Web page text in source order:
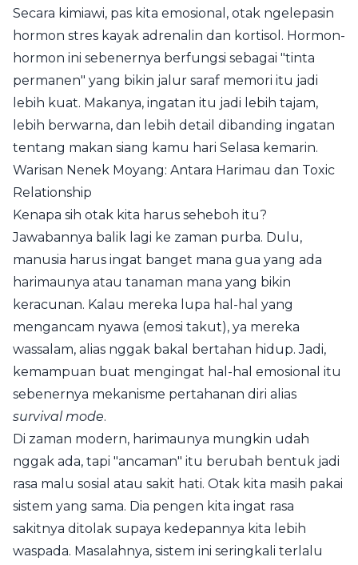
Secara kimiawi, pas kita emosional, otak ngelepasin
hormon stres kayak adrenalin dan kortisol. Hormon-
hormon ini sebenernya berfungsi sebagai "tinta
permanen" yang bikin jalur saraf memori itu jadi
lebih kuat. Makanya, ingatan itu jadi lebih tajam,
lebih berwarna, dan lebih detail dibanding ingatan
tentang makan siang kamu hari Selasa kemarin.
Warisan Nenek Moyang: Antara Harimau dan Toxic
Relationship
Kenapa sih otak kita harus seheboh itu?
Jawabannya balik lagi ke zaman purba. Dulu,
manusia harus ingat banget mana gua yang ada
harimaunya atau tanaman mana yang bikin
keracunan. Kalau mereka lupa hal-hal yang
mengancam nyawa (emosi takut), ya mereka
wassalam, alias nggak bakal bertahan hidup. Jadi,
kemampuan buat mengingat hal-hal emosional itu
sebenernya mekanisme pertahanan diri alias
survival mode.
Di zaman modern, harimaunya mungkin udah
nggak ada, tapi "ancaman" itu berubah bentuk jadi
rasa malu sosial atau sakit hati. Otak kita masih pakai
sistem yang sama. Dia pengen kita ingat rasa
sakitnya ditolak supaya kedepannya kita lebih
waspada. Masalahnya, sistem ini seringkali terlalu